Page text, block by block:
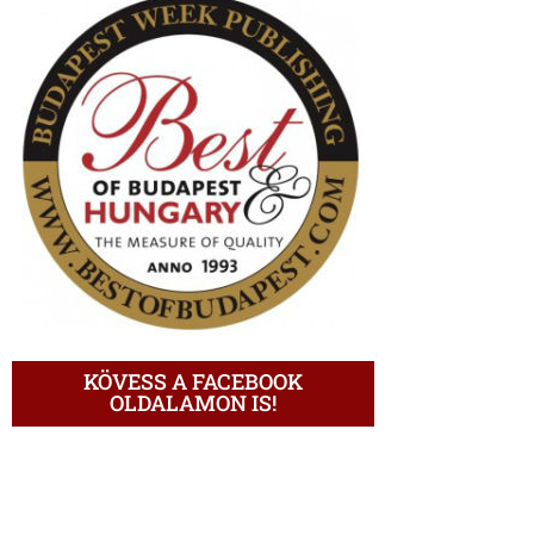
KÖVESS A FACEBOOK
OLDALAMON IS!